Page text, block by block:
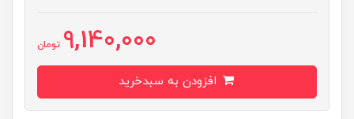
9,140,000 تومان